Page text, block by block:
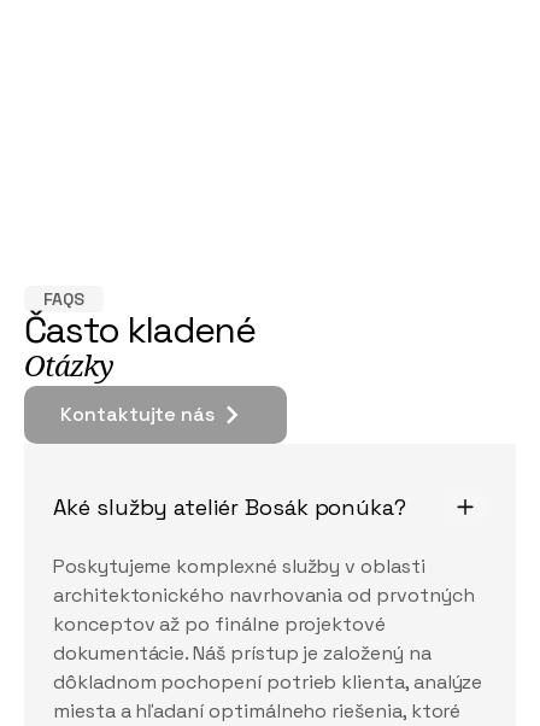
FAQS
Často kladené
Otázky
Kontaktujte nás
Kontaktujte nás
Aké služby ateliér Bosák ponúka?
Poskytujeme komplexné služby v oblasti
architektonického navrhovania od prvotných
konceptov až po finálne projektové
dokumentácie. Náš prístup je založený na
dôkladnom pochopení potrieb klienta, analýze
miesta a hľadaní optimálneho riešenia, ktoré